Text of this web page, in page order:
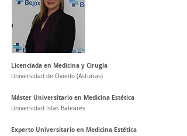
Licenciada en Medicina y Cirugía
Universidad de Oviedo (Asturias)
Máster Universitario en Medicina Estética
Universidad Islas Baleares
Experto Universitario en Medicina Estética